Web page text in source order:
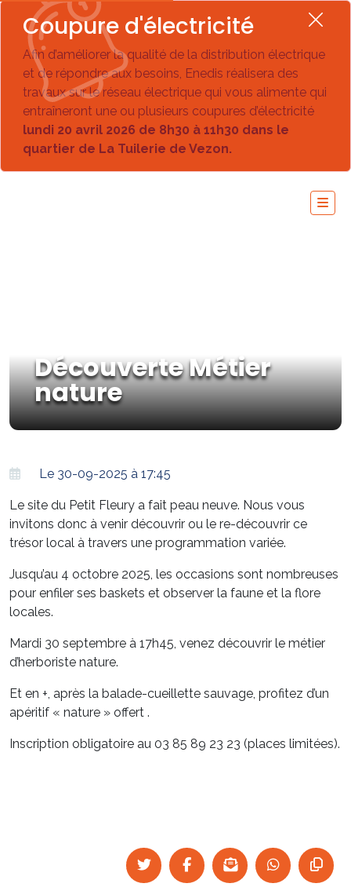
Coupure d'électricité
Afin d’améliorer la qualité de la distribution électrique
et de répondre aux besoins, Enedis réalisera des
travaux sur le réseau électrique qui vous alimente qui
entraîneront une ou plusieurs coupures d’électricité
lundi 20 avril 2026 de 8h30 à 11h30 dans le
quartier de La Tuilerie de Vezon.
Découverte Métier
nature
Le 30-09-2025 à 17:45
Le site du Petit Fleury a fait peau neuve. Nous vous
invitons donc à venir découvrir ou le re-découvrir ce
trésor local à travers une programmation variée.
Jusqu’au 4 octobre 2025, les occasions sont nombreuses
pour enfiler ses baskets et observer la faune et la flore
locales.
Mardi 30 septembre à 17h45, venez découvrir le métier
d’herboriste nature.
Et en +, après la balade-cueillette sauvage, profitez d’un
apéritif « nature » offert .
Inscription obligatoire au 03 85 89 23 23 (places limitées).